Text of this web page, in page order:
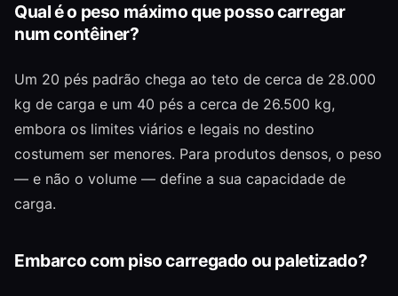
Qual é o peso máximo que posso carregar
num contêiner?
Um 20 pés padrão chega ao teto de cerca de 28.000
kg de carga e um 40 pés a cerca de 26.500 kg,
embora os limites viários e legais no destino
costumem ser menores. Para produtos densos, o peso
— e não o volume — define a sua capacidade de
carga.
Embarco com piso carregado ou paletizado?